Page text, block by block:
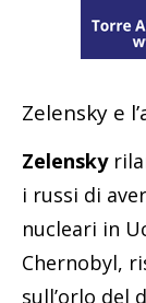
Zelensky e
Zelensky
i russi di
nucleari in
Chernobyl,
sull’orlo del